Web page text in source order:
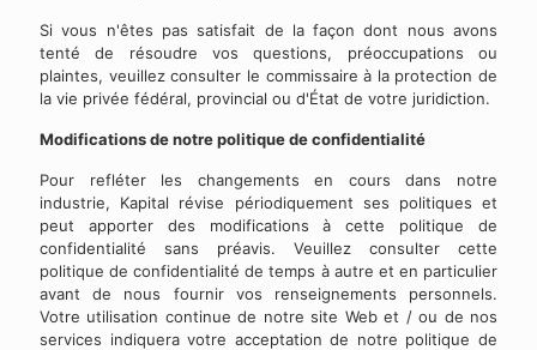
Si vous n'êtes pas satisfait de la façon dont nous avons
tenté de résoudre vos questions, préoccupations ou
plaintes, veuillez consulter le commissaire à la protection de
la vie privée fédéral, provincial ou d'État de votre juridiction.
Modifications de notre politique de confidentialité
Pour refléter les changements en cours dans notre
industrie, Kapital révise périodiquement ses politiques et
peut apporter des modifications à cette politique de
confidentialité sans préavis. Veuillez consulter cette
politique de confidentialité de temps à autre et en particulier
avant de nous fournir vos renseignements personnels.
Votre utilisation continue de notre site Web et / ou de nos
services indiquera votre acceptation de notre politique de